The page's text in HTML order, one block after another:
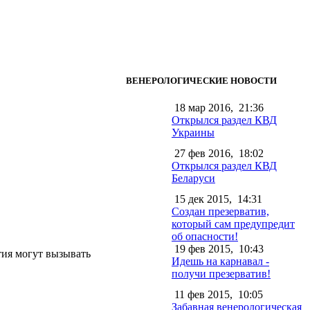
могут вызывать
ВЕНЕРОЛОГИЧЕСКИЕ НОВОСТИ
18 мар 2016, 21:36
Открылся раздел КВД
Украины
27 фев 2016, 18:02
Открылся раздел КВД
Беларуси
15 дек 2015, 14:31
Создан презерватив,
который сам предупредит
об опасности!
19 фев 2015, 10:43
Идешь на карнавал -
получи презерватив!
11 фев 2015, 10:05
Забавная венерологическая